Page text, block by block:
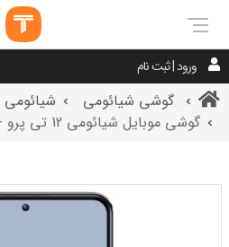
ورود | ثبت نام
گوشی شیائومی
شیائومی
گوشی موبایل شیائومی 12 تی پرو - ظرفیت 128-8 گیگابایت